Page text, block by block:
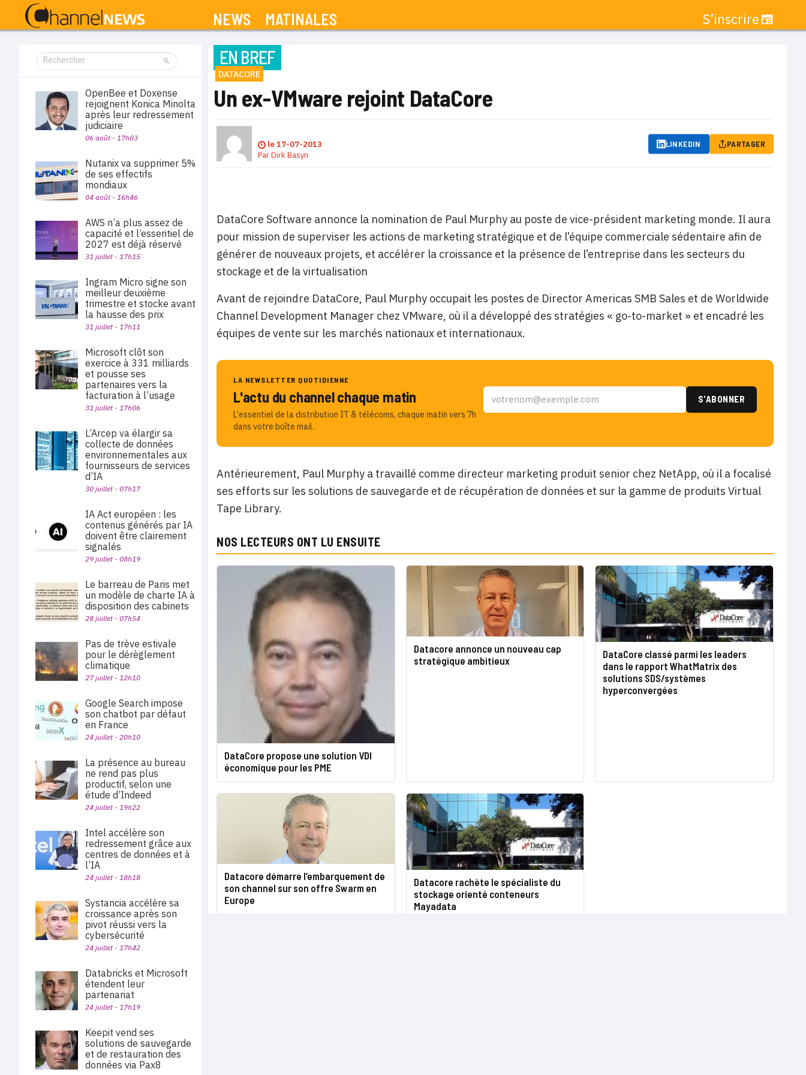
NEWS MATINALES S’inscrire
EN BREF
DATACORE
Un ex-VMware rejoint DataCore
le17-07-2013
ParDirk Basyn
LINKEDIN PARTAGER
DataCore Software annonce la nomination de Paul Murphy au poste de vice-président marketing monde. Il aura
pour mission de superviser les actions de marketing stratégique et de l’équipe commerciale sédentaire afin de
générer de nouveaux projets, et accélérer la croissance et la présence de l’entreprise dans les secteurs du
stockage et de la virtualisation
Avant de rejoindre DataCore, Paul Murphy occupait les postes de Director Americas SMB Sales et de Worldwide
Channel Development Manager chez VMware, où il a développé des stratégies « go-to-market » et encadré les
équipes de vente sur les marchés nationaux et internationaux.
LA NEWSLETTER QUOTIDIENNE
L'actu du channel chaque matin
L'essentiel de la distribution IT & télécoms, chaque matin vers 7h
dans votre boîte mail.
Antérieurement, Paul Murphy a travaillé comme directeur marketing produit senior chez NetApp, où il a focalisé
ses efforts sur les solutions de sauvegarde et de récupération de données et sur la gamme de produits Virtual
Tape Library.
NOS LECTEURS ONT LU ENSUITE
DataCore propose une solution VDI
économique pour les PME
Datacore annonce un nouveau cap
stratégique ambitieux
DataCore classé parmi les leaders
dans le rapport WhatMatrix des
solutions SDS/systèmes
hyperconvergées
Datacore démarre l’embarquement de
son channel sur son offre Swarm en
Europe
Datacore rachète le spécialiste du
stockage orienté conteneurs
Mayadata
OpenBee et Doxense
rejoignent Konica Minolta
après leur redressement
judiciaire
06 août - 17h03
Nutanix va supprimer 5%
de ses effectifs
mondiaux
04 août - 16h46
AWS n’a plus assez de
capacité et l’essentiel de
2027 est déjà réservé
31 juillet - 17h15
Ingram Micro signe son
meilleur deuxième
trimestre et stocke avant
la hausse des prix
31 juillet - 17h11
Microsoft clôt son
exercice à 331 milliards
et pousse ses
partenaires vers la
facturation à l’usage
31 juillet - 17h06
L’Arcep va élargir sa
collecte de données
environnementales aux
fournisseurs de services
d’IA
30 juillet - 07h17
IA Act européen : les
contenus générés par IA
doivent être clairement
signalés
29 juillet - 08h19
Le barreau de Paris met
un modèle de charte IA à
disposition des cabinets
28 juillet - 07h54
Pas de trève estivale
pour le dérèglement
climatique
27 juillet - 12h10
Google Search impose
son chatbot par défaut
en France
24 juillet - 20h10
La présence au bureau
ne rend pas plus
productif, selon une
étude d’Indeed
24 juillet - 19h22
Intel accélère son
redressement grâce aux
centres de données et à
l’IA
24 juillet - 18h18
Systancia accélère sa
croissance après son
pivot réussi vers la
cybersécurité
24 juillet - 17h42
Databricks et Microsoft
étendent leur
partenariat
24 juillet - 17h19
Keepit vend ses
solutions de sauvegarde
et de restauration des
données via Pax8